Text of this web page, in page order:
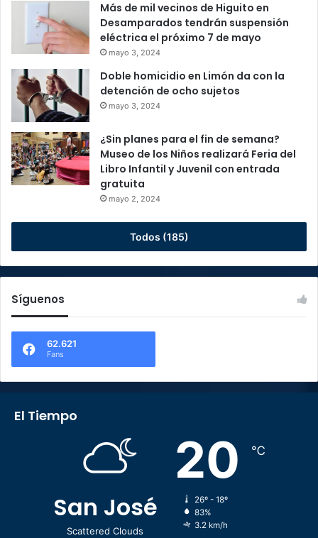
Más de mil vecinos de Higuito en
Desamparados tendrán suspensión
eléctrica el próximo 7 de mayo
mayo 3, 2024
Doble homicidio en Limón da con la
detención de ocho sujetos
mayo 3, 2024
¿Sin planes para el fin de semana?
Museo de los Niños realizará Feria del
Libro Infantil y Juvenil con entrada
gratuita
mayo 2, 2024
Todos (185)
Síguenos
62.621
Fans
El Tiempo
San José
Scattered Clouds
20 ℃
26º - 18º
83%
3.2 km/h